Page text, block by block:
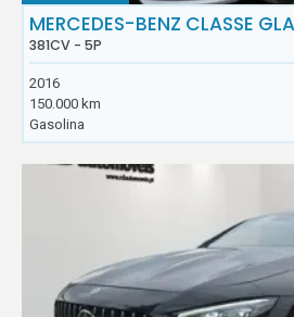
MERCEDES-BENZ CLASSE GLA
381CV - 5P
2016
150.000 km
Gasolina